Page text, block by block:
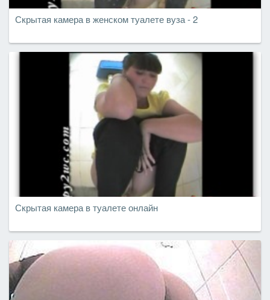
Скрытая камера в женском туалете вуза - 2
Скрытая камера в туалете онлайн